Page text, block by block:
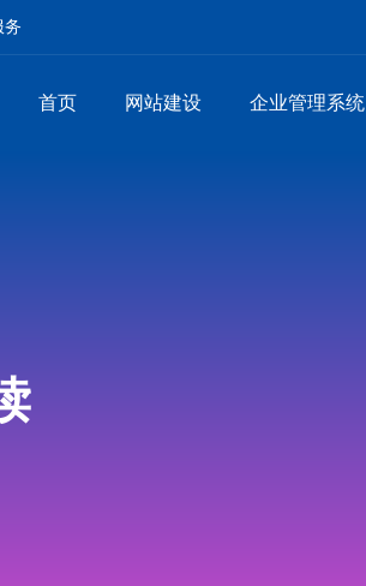
务
首页 网站建设 企业管理系统